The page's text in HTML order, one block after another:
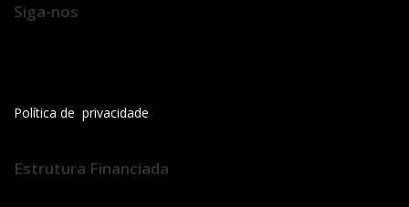
Siga-nos
Política de privacidade
Estrutura Financiada